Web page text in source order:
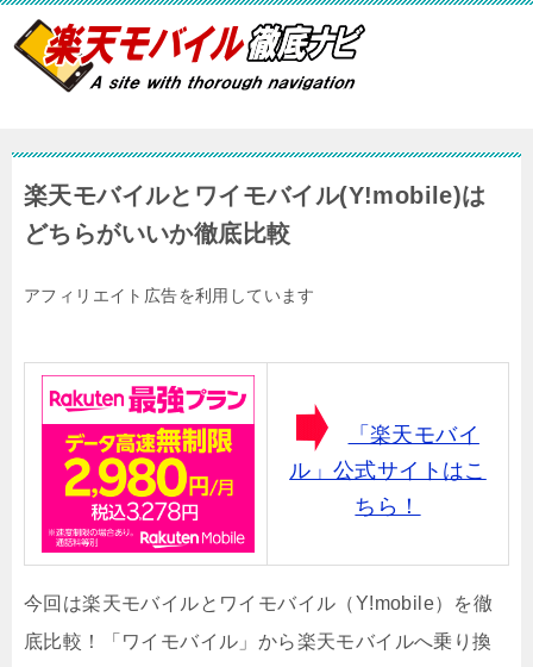
楽天モバイルとワイモバイル(Y!mobile)は
どちらがいいか徹底比較
アフィリエイト広告を利用しています
「楽天モバイ
ル」公式サイトはこ
ちら！
今回は楽天モバイルとワイモバイル（Y!mobile）を徹
底比較！「ワイモバイル」から楽天モバイルへ乗り換